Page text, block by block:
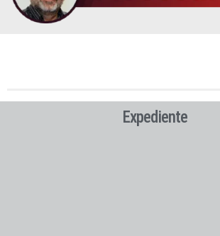
Expediente